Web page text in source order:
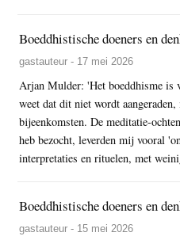
Boeddhistische doeners en
gastauteur - 17 mei 2026
Arjan Mulder: 'Het boeddhisme
weet dat dit niet wordt
bijeenkomsten. De meditatie-
heb bezocht, leverden mij vooral
interpretaties en rituelen, met
Boeddhistische doeners en
gastauteur - 15 mei 2026